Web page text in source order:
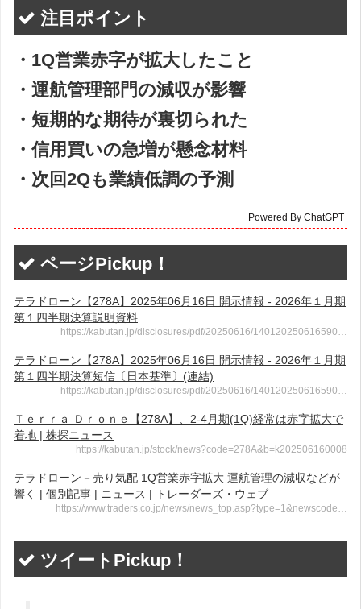
注目ポイント
・1Q営業赤字が拡大したこと
・運航管理部門の減収が影響
・短期的な期待が裏切られた
・信用買いの急増が懸念材料
・次回2Qも業績低調の予測
Powered By ChatGPT
ページPickup！
テラドローン【278A】2025年06月16日 開示情報 - 2026年１月期
第１四半期決算説明資料
https://kabutan.jp/disclosures/pdf/20250616/140120250616590…
テラドローン【278A】2025年06月16日 開示情報 - 2026年１月期
第１四半期決算短信〔日本基準〕(連結)
https://kabutan.jp/disclosures/pdf/20250616/140120250616590…
Ｔｅｒｒａ Ｄｒｏｎｅ【278A】、2-4月期(1Q)経常は赤字拡大で
着地 | 株探ニュース
https://kabutan.jp/stock/news?code=278A&b=k202506160008
テラドローン－売り気配 1Q営業赤字拡大 運航管理の減収などが
響く | 個別記事 | ニュース | トレーダーズ・ウェブ
https://www.traders.co.jp/news/news_top.asp?type=1&newscode…
ツイートPickup！